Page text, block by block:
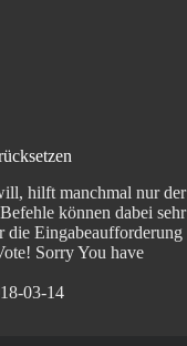
hilft manchmal nur der
können dabei sehr
die Eingabeaufforderung
Sorry You have
03-14